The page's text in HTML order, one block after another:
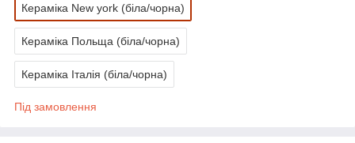
Кераміка New york (біла/чорна)
Кераміка Польща (біла/чорна)
Кераміка Італія (біла/чорна)
Під замовлення